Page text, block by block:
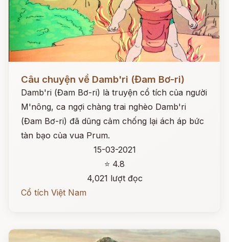
Câu chuyện về Damb'ri (Đam Bơ-ri)
Damb'ri (Đam Bơ-ri) là truyện cổ tích của người
M'nông, ca ngợi chàng trai nghèo Damb'ri
(Đam Bơ-ri) đã dũng cảm chống lại ách áp bức
tàn bạo của vua Prum.
15-03-2021
⭐ 4.8
4,021 lượt đọc
Cổ tích Việt Nam